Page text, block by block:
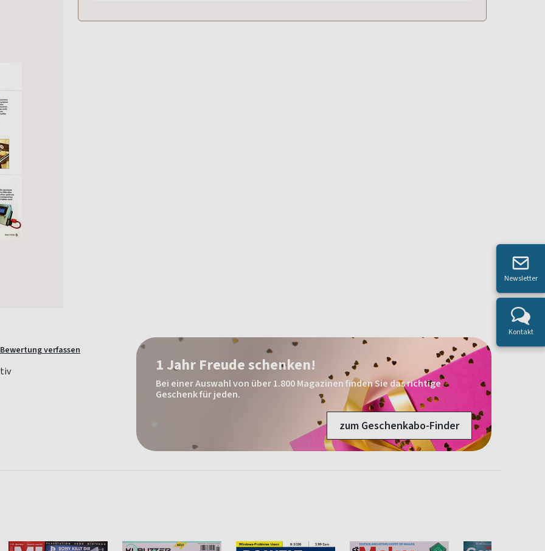
Bewertung verfassen
1 Jahr Freude schenken!
Bei einer Auswahl von über 1.800 Magazinen finden Sie das richtige
Geschenk für jeden.
zum Geschenkabo-Finder
Newsletter
Kontakt